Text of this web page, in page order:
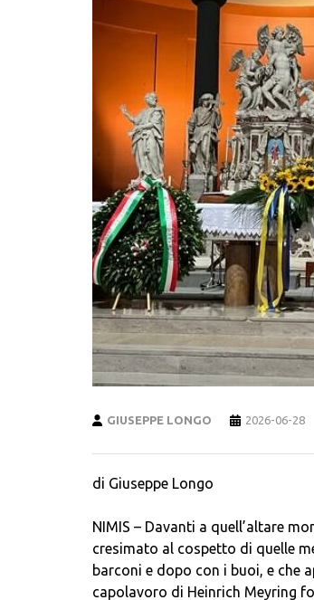
GIUSEPPE LONGO 2026-06-28
di Giuseppe Longo
NIMIS – Davanti a quell’altare
cresimato al cospetto di quelle
barconi e dopo con i buoi, e che
capolavoro di Heinrich Meyring